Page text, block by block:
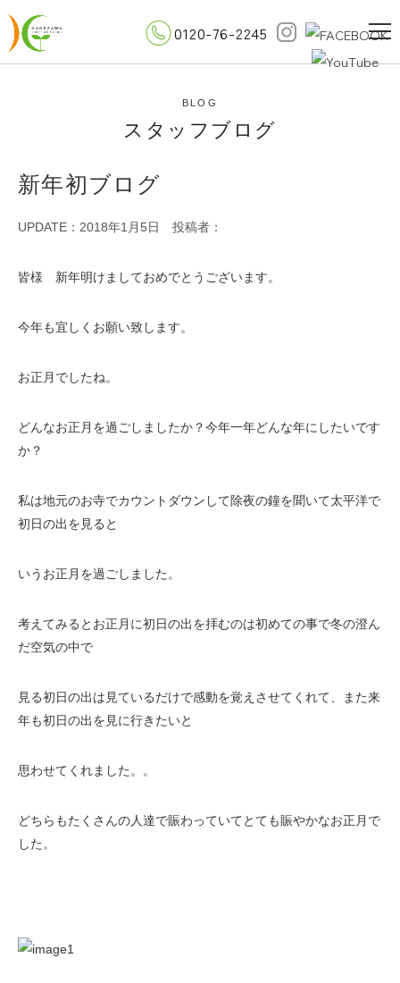
0120-76-2245
BLOG
スタッフブログ
新年初ブログ
UPDATE：2018年1月5日 投稿者：
皆様 新年明けましておめでとうございます。
今年も宜しくお願い致します。
お正月でしたね。
どんなお正月を過ごしましたか？今年一年どんな年にしたいです
か？
私は地元のお寺でカウントダウンして除夜の鐘を聞いて太平洋で
初日の出を見ると
いうお正月を過ごしました。
考えてみるとお正月に初日の出を拝むのは初めての事で冬の澄ん
だ空気の中で
見る初日の出は見ているだけで感動を覚えさせてくれて、また来
年も初日の出を見に行きたいと
思わせてくれました。。
どちらもたくさんの人達で賑わっていてとても賑やかなお正月で
した。